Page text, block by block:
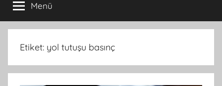
Menü
Etiket: yol tutuşu basınç